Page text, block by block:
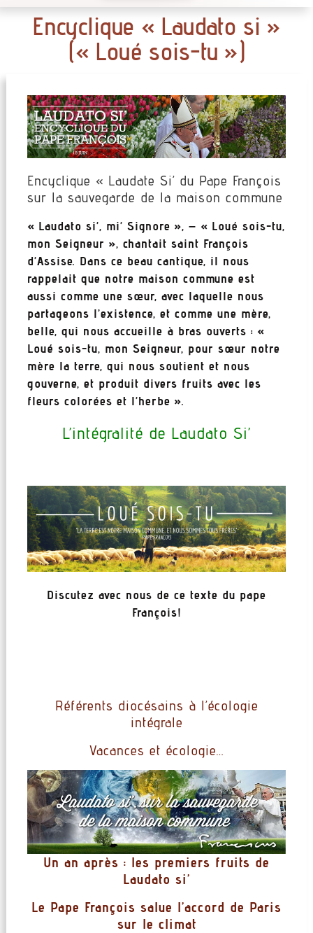
Encyclique « Laudato si »
(« Loué sois-tu »)
Encyclique « Laudate Si’ du Pape François
sur la sauvegarde de la maison commune
« Laudato si’, mi’ Signore », – « Loué sois-tu,
mon Seigneur », chantait saint François
d’Assise. Dans ce beau cantique, il nous
rappelait que notre maison commune est
aussi comme une sœur, avec laquelle nous
partageons l’existence, et comme une mère,
belle, qui nous accueille à bras ouverts : «
Loué sois-tu, mon Seigneur, pour sœur notre
mère la terre, qui nous soutient et nous
gouverne, et produit divers fruits avec les
fleurs colorées et l’herbe ».
L’intégralité de Laudato Si’
Discutez avec nous de ce texte du pape
François!
Référents diocésains à l’écologie
intégrale
Vacances et écologie…
Un an après : les premiers fruits de
Laudato si’
Le Pape François salue l’accord de Paris
sur le climat